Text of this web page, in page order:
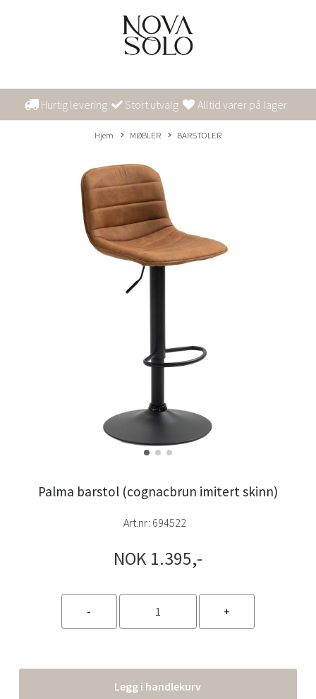
Hurtig levering Stort utvalg Alltid varer på lager
Hjem MØBLER BARSTOLER
Palma barstol (cognacbrun imitert skinn)
Art.nr: 694522
NOK 1.395,-
Legg i handlekurv